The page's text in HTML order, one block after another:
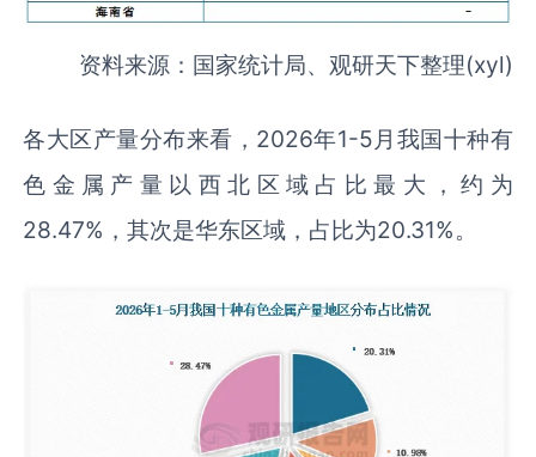
资料来源：国家统计局、观研天下整理(xyl)
各大区产量分布来看，2026年1-5月我国十种有
色金属产量以西北区域占比最大，约为
28.47%，其次是华东区域，占比为20.31%。